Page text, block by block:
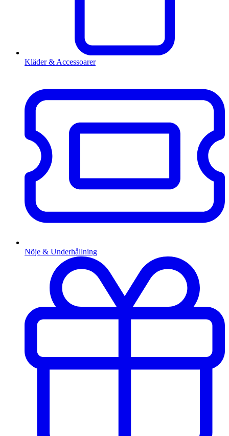
Kläder & Accessoarer
Nöje & Underhållning